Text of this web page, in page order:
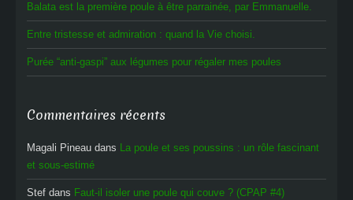
Balata est la première poule à être parrainée, par Emmanuelle.
Entre tristesse et admiration : quand la Vie choisi.
Purée “anti-gaspi” aux légumes pour régaler mes poules
Commentaires récents
Magali Pineau dans La poule et ses poussins : un rôle fascinant
et sous-estimé
Stef dans Faut-il isoler une poule qui couve ? (CPAP #4)